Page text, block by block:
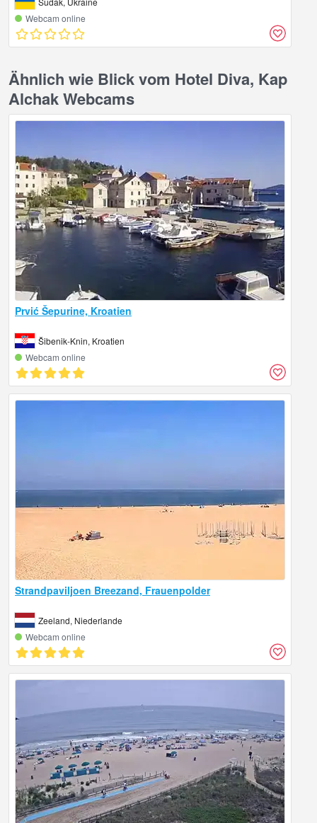
Webcam online
Ähnlich wie Blick vom Hotel Diva, Kap
Alchak Webcams
Prvić Šepurine, Kroatien
Šibenik-Knin, Kroatien
Webcam online
Strandpaviljoen Breezand, Frauenpolder
Zeeland, Niederlande
Webcam online